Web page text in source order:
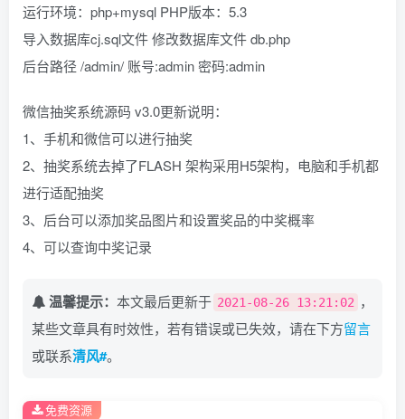
运行环境：php+mysql PHP版本：5.3
导入数据库cj.sql文件 修改数据库文件 db.php
后台路径 /admin/ 账号:admin 密码:admin
微信抽奖系统源码 v3.0更新说明：
1、手机和微信可以进行抽奖
2、抽奖系统去掉了FLASH 架构采用H5架构，电脑和手机都
进行适配抽奖
3、后台可以添加奖品图片和设置奖品的中奖概率
4、可以查询中奖记录
温馨提示： 本文最后更新于 2021-08-26 13:21:02 ，
某些文章具有时效性，若有错误或已失效，请在下方留言
或联系清风#。
免费资源